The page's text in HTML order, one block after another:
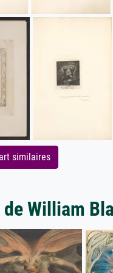
similaires
William